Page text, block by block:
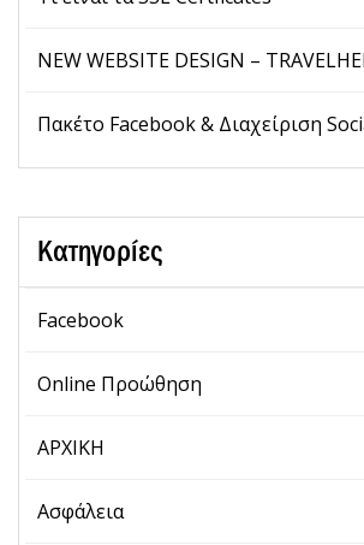
NEW WEBSITE DESIGN –
Πακέτο Facebook & Διαχείριση
Κατηγορίες
Facebook
Online Προώθηση
ΑΡΧΙΚΗ
Ασφάλεια